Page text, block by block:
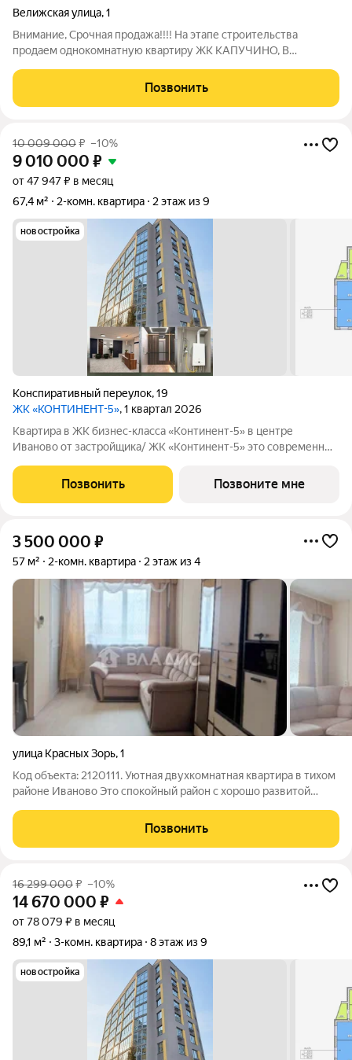
Велижская улица,1
Внимание, Срочная продажа!!!! На этапе строительства
продаем однокомнатную квартиру ЖК КАПУЧИНО, В
Монолитно/кирпичный дом. Сдача 4 квартал 2026. помогу с
оформлением. Рассмотрим обмен на ваше вторичное
Позвонить
10 009 000₽ –10%
9 010 000 ₽
от 47 947 ₽ в месяц
67,4 м²
2-комн. квартира 2 этаж из 9
новостройка
Конспиративный переулок,19
ЖК «КОНТИНЕНТ-5», 1 квартал 2026
Квартира в ЖК бизнес-класса «Континент-5» в центре
Иваново от застройщика/ ЖК «Континент-5» это современный
Закрытая территория, всего 62 квартиры, высокий уровень
комфорта для тех, кто ценит
Позвонить Позвоните мне
3 500 000 ₽
57 м² 2-комн. квартира 2 этаж из 4
улица Красных Зорь,1
Код объекта: 2120111. Уютная двухкомнатная квартира в тихом
районе Иваново Это спокойный район с хорошо развитой
детские сады и магазины. Удобная транспортная развязка
позволяет быстро
Позвонить
16 299 000₽ –10%
14 670 000 ₽
от 78 079 ₽ в месяц
89,1 м²
3-комн. квартира 8 этаж из 9
новостройка